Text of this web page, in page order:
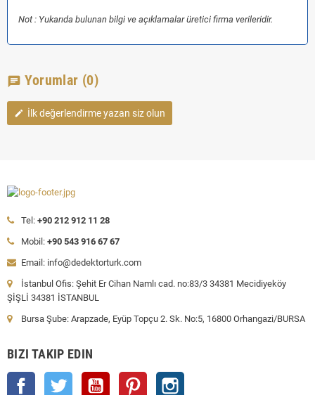
Not : Yukarıda bulunan bilgi ve açıklamalar üretici firma verileridir.
chat Yorumlar (0)
edit İlk değerlendirme yazan siz olun
Tel: +90 212 912 11 28
Mobil: +90 543 916 67 67
Email: info@dedektorturk.com
İstanbul Ofis: Şehit Er Cihan Namlı cad. no:83/3 34381 Mecidiyeköy
ŞİŞLİ 34381 İSTANBUL
Bursa Şube: Arapzade, Eyüp Topçu 2. Sk. No:5, 16800 Orhangazi/BURSA
BIZI TAKIP EDIN
Facebook Twitter YouTube Pinterest